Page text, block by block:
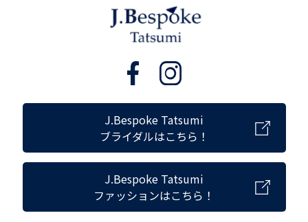
J.Bespoke Tatsumi
ブライダルはこちら！
J.Bespoke Tatsumi
ファッションはこちら！